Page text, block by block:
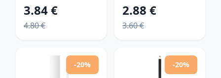
hydratačný
make-up
Medium (Cool)
3.84 €
4.80 €
korektor pre
plné krytie
Beige 5.5 ml
2.88 €
3.60 €
-20% -20%